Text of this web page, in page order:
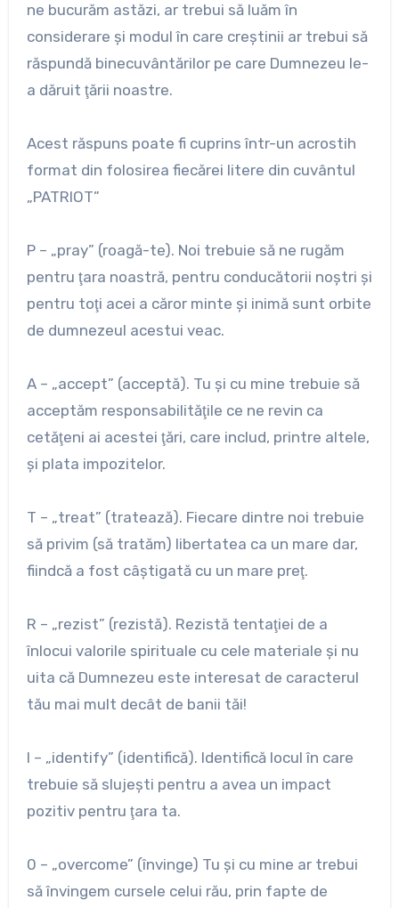
ne bucurăm astăzi, ar trebui să luăm în
considerare şi modul în care creştinii ar trebui să
răspundă binecuvântărilor pe care Dumnezeu le-
a dăruit ţării noastre.
Acest răspuns poate fi cuprins într-un acrostih
format din folosirea fiecărei litere din cuvântul
„PATRIOT”
P – „pray” (roagă-te). Noi trebuie să ne rugăm
pentru ţara noastră, pentru conducătorii noştri şi
pentru toţi acei a căror minte şi inimă sunt orbite
de dumnezeul acestui veac.
A – „accept” (acceptă). Tu şi cu mine trebuie să
acceptăm responsabilităţile ce ne revin ca
cetăţeni ai acestei ţări, care includ, printre altele,
şi plata impozitelor.
T – „treat” (tratează). Fiecare dintre noi trebuie
să privim (să tratăm) libertatea ca un mare dar,
fiindcă a fost câştigată cu un mare preţ.
R – „rezist” (rezistă). Rezistă tentaţiei de a
înlocui valorile spirituale cu cele materiale şi nu
uita că Dumnezeu este interesat de caracterul
tău mai mult decât de banii tăi!
I – „identify” (identifică). Identifică locul în care
trebuie să slujeşti pentru a avea un impact
pozitiv pentru ţara ta.
0 – „overcome” (învinge) Tu şi cu mine ar trebui
să învingem cursele celui rău, prin fapte de